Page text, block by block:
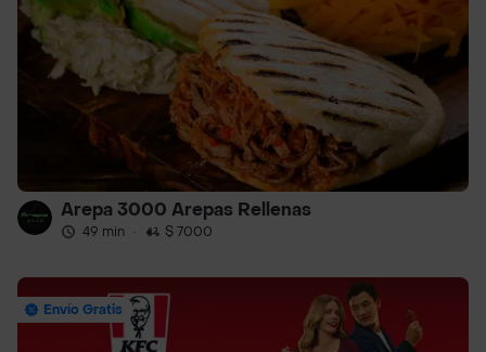
Arepa 3000 Arepas Rellenas
49 min · $ 7000
Envío Gratis